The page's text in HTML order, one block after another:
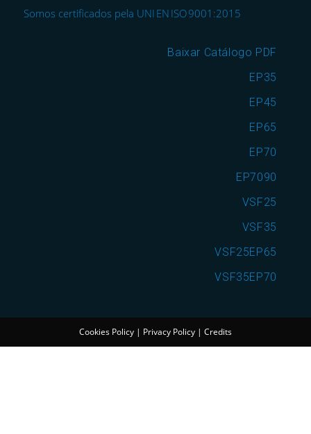
Somos certificados pela UNI EN ISO 9001:2015
Baixar Catálogo PDF
EP35
EP45
EP65
EP70
EP7090
VSF25
VSF35
VSF25EP65
VSF35EP70
Cookies Policy | Privacy Policy | Credits